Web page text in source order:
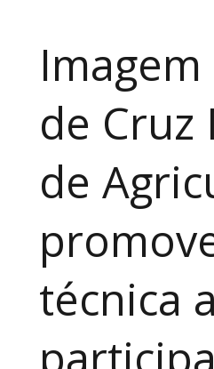
de
de
técnica